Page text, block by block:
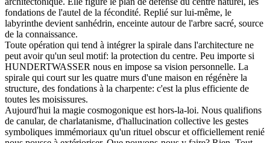
fondations de l'autel de la fécondité. Replié sur lui-même, le
labyrinthe devient sanhédrin, enceinte autour de l'arbre sacré, source
de la connaissance.
Toute opération qui tend à intégrer la spirale dans l'architecture ne
peut avoir qu'un seul motif: la protection du centre. Peu importe si
HUNDERTWASSER nous en impose sa vision personnelle. La
spirale qui court sur les quatre murs d'une maison en régénère la
structure, des fondations à la charpente: c'est la plus efficiente de
toutes les moisissures.
Aujourd'hui la magie cosmogonique est hors-la-loi. Nous qualifions
de canular, de charlatanisme, d'hallucination collective les gestes
symboliques immémoriaux qu'un rituel obscur et officiellement renié